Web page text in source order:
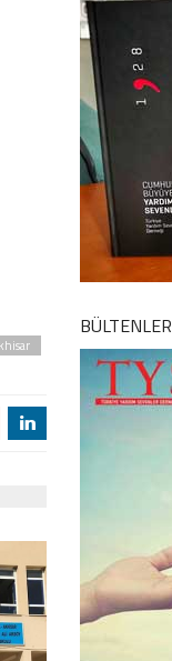
j
BÜLTENLER